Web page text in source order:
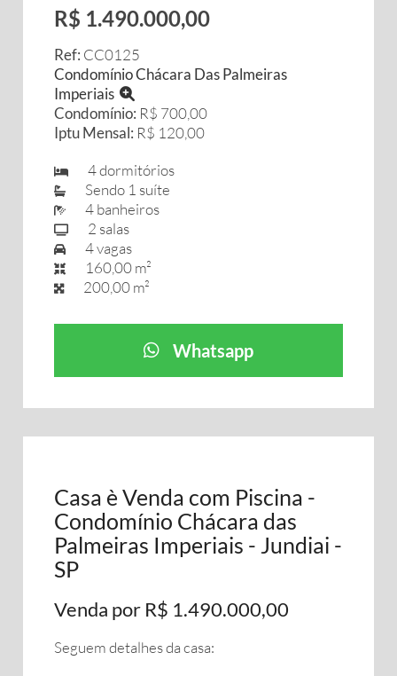
R$ 1.490.000,00
Ref: CC0125
Condomínio Chácara Das Palmeiras
Imperiais
Condomínio: R$ 700,00
Iptu Mensal: R$ 120,00
4 dormitórios
Sendo 1 suíte
4 banheiros
2 salas
4 vagas
160,00 m²
200,00 m²
Whatsapp
Casa è Venda com Piscina -
Condomínio Chácara das
Palmeiras Imperiais - Jundiai -
SP
Venda por R$ 1.490.000,00
Seguem detalhes da casa: